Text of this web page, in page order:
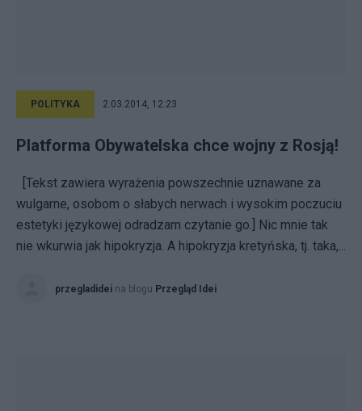
POLITYKA 2.03.2014, 12:23
Platforma Obywatelska chce wojny z Rosją!
[Tekst zawiera wyrażenia powszechnie uznawane za
wulgarne, osobom o słabych nerwach i wysokim poczuciu
estetyki językowej odradzam czytanie go.] Nic mnie tak
nie wkurwia jak hipokryzja. A hipokryzja kretyńska, tj. taka,...
przegladidei na blogu Przegląd Idei